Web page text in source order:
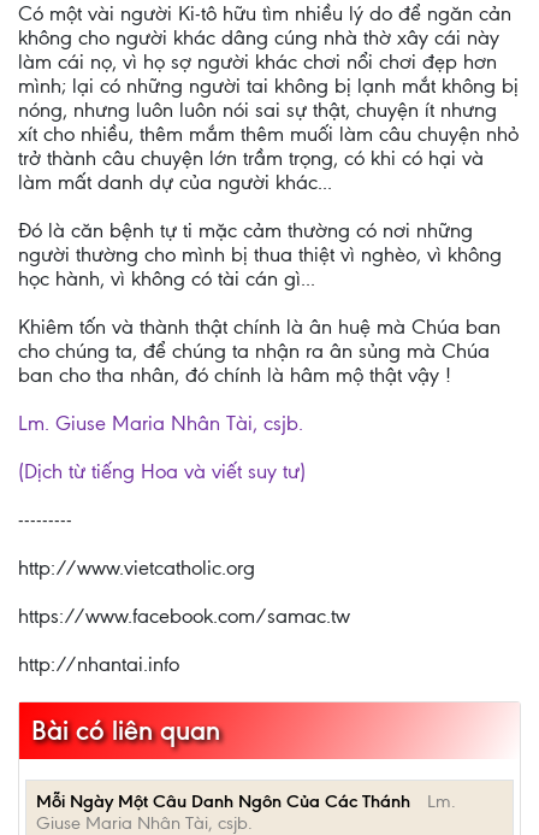
Có một vài người Ki-tô hữu tìm nhiều lý do để ngăn cản
không cho người khác dâng cúng nhà thờ xây cái này
làm cái nọ, vì họ sợ người khác chơi nổi chơi đẹp hơn
mình; lại có những người tai không bị lạnh mắt không bị
nóng, nhưng luôn luôn nói sai sự thật, chuyện ít nhưng
xít cho nhiều, thêm mắm thêm muối làm câu chuyện nhỏ
trở thành câu chuyện lớn trầm trọng, có khi có hại và
làm mất danh dự của người khác...
Đó là căn bệnh tự ti mặc cảm thường có nơi những
người thường cho mình bị thua thiệt vì nghèo, vì không
học hành, vì không có tài cán gì...
Khiêm tốn và thành thật chính là ân huệ mà Chúa ban
cho chúng ta, để chúng ta nhận ra ân sủng mà Chúa
ban cho tha nhân, đó chính là hâm mộ thật vậy !
Lm. Giuse Maria Nhân Tài, csjb.
(Dịch từ tiếng Hoa và viết suy tư)
---------
http://www.vietcatholic.org
https://www.facebook.com/samac.tw
http://nhantai.info
Bài có liên quan
Mỗi Ngày Một Câu Danh Ngôn Của Các Thánh
Lm.
Giuse Maria Nhân Tài, csjb.